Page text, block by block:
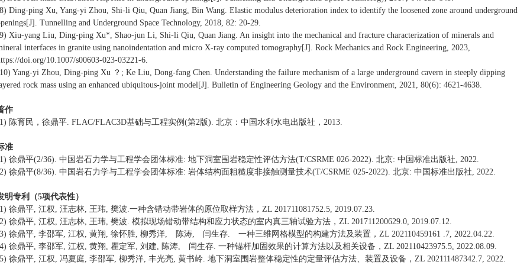
Ding-ping Xu, Yang-yi Zhou, Shi-li Qiu, Quan Jiang, Bin Wang. Elastic modulus deterioration index to identify the loosened zone around underground
Tunnelling and Underground Space Technology, 2018, 82: 20-29.
Xiu-yang Liu, Ding-ping Xu*, Shao-jun Li, Shi-li Qiu, Quan Jiang. An insight into the mechanical and fracture characterization of minerals and
interfaces in granite using nanoindentation and micro X-ray computed tomography[J]. Rock Mechanics and Rock Engineering, 2023,
doi.org/10.1007/s00603-023-03221-6.
Yang-yi Zhou, Ding-ping Xu ？; Ke Liu, Dong-fang Chen. Understanding the failure mechanism of a large underground cavern in steeply dipping
rock mass using an enhanced ubiquitous-joint model[J]. Bulletin of Engineering Geology and the Environment, 2021, 80(6): 4621-4638.
作
陈育民，徐鼎平. FLAC/FLAC3D基础与工程实例(第2版). 北京：中国水利水电出版社，2013.
准
徐鼎平(2/36). 中国岩石力学与工程学会团体标准: 地下洞室围岩稳定性评估方法(T/CSRME 026-2022). 北京: 中国标准出版社, 2022.
徐鼎平(8/36). 中国岩石力学与工程学会团体标准: 岩体结构面粗糙度非接触测量技术(T/CSRME 025-2022). 北京: 中国标准出版社, 2022.
明专利（5项代表性）
徐鼎平, 江权, 汪志林, 王玮, 樊波.一种含错动带岩体的原位取样方法，ZL 201711081752.5, 2019.07.23.
徐鼎平, 江权, 汪志林, 王玮, 樊波. 模拟现场错动带结构和应力状态的室内真三轴试验方法，ZL 201711200629.0, 2019.07.12.
徐鼎平, 李邵军, 江权, 黄翔, 徐怀胜, 柳秀洋, 陈涛, 闫生存. 一种三维网格模型的构建方法及装置，ZL 202110459161 .7, 2022.04.22.
徐鼎平, 李邵军, 江权, 黄翔, 瞿定军, 刘建, 陈涛, 闫生存. 一种锚杆加固效果的计算方法以及相关设备，ZL 202110423975.5, 2022.08.09.
徐鼎平, 江权, 冯夏庭, 李邵军, 柳秀洋, 丰光亮, 黄书岭. 地下洞室围岩整体稳定性的定量评估方法、装置及设备，ZL 202111487342.7, 2022.